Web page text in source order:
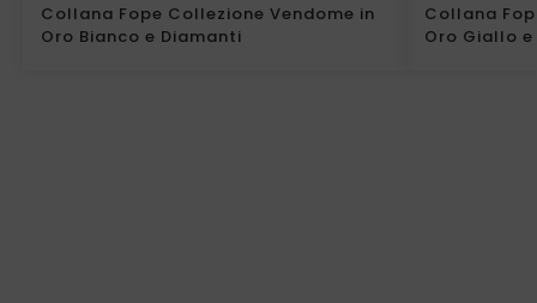
Collana Fope Collezione Vendome in
Oro Bianco e Diamanti
Collana
Oro Giallo